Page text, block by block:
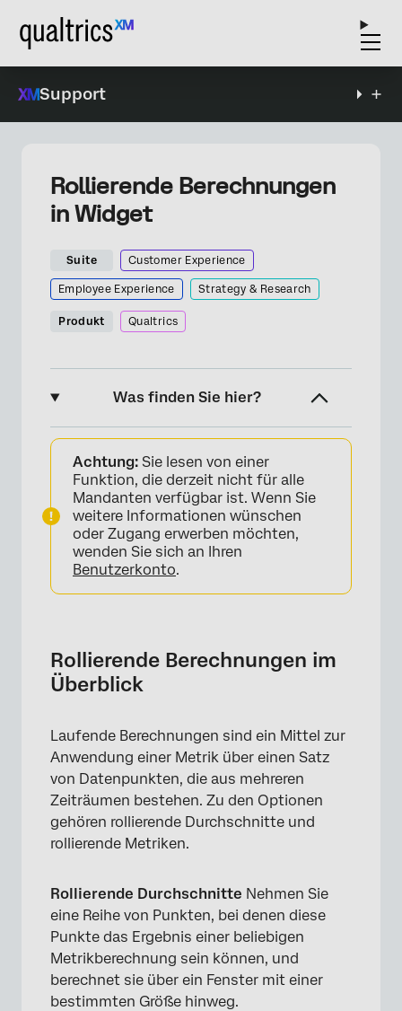
Support
Rollierende Berechnungen
in Widget
Suite Customer Experience
Employee Experience Strategy & Research
Produkt Qualtrics
Was finden Sie hier?
Rollierende Berechnungen im Überblick
Widget
Hinzufügen einer Aufschlüsselung
Hinzufügen eines rollierenden Durchschnitts
oder einer rollierenden Metrik zu einem
Berechnung rollierender Kennzahlen
FAQs
Achtung: Sie lesen von einer
Funktion, die derzeit nicht für alle
Mandanten verfügbar ist. Wenn Sie
weitere Informationen wünschen
oder Zugang erwerben möchten,
wenden Sie sich an Ihren
Benutzerkonto.
Rollierende Berechnungen im
Überblick
Laufende Berechnungen sind ein Mittel zur
Anwendung einer Metrik über einen Satz
von Datenpunkten, die aus mehreren
Zeiträumen bestehen. Zu den Optionen
gehören rollierende Durchschnitte und
rollierende Metriken.
Rollierende Durchschnitte Nehmen Sie
eine Reihe von Punkten, bei denen diese
Punkte das Ergebnis einer beliebigen
Metrikberechnung sein können, und
berechnet sie über ein Fenster mit einer
bestimmten Größe hinweg.